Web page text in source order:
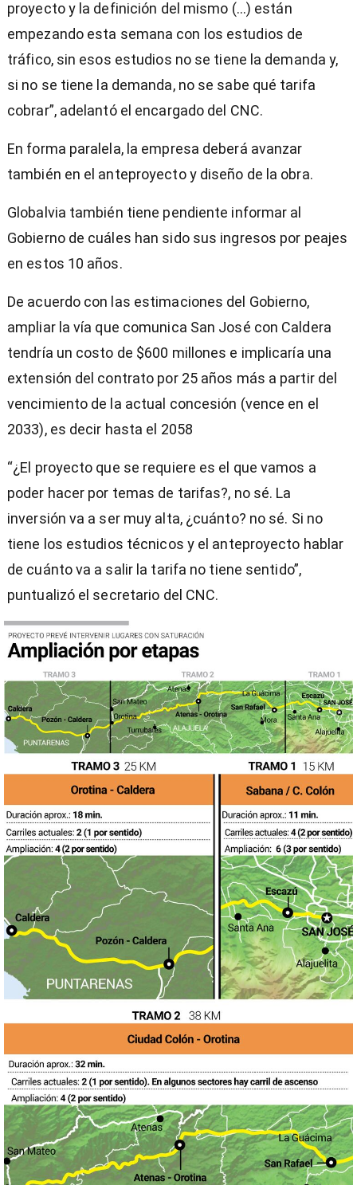
proyecto y la definición del mismo (...) están
empezando esta semana con los estudios de
tráfico, sin esos estudios no se tiene la demanda y,
si no se tiene la demanda, no se sabe qué tarifa
cobrar”, adelantó el encargado del CNC.
En forma paralela, la empresa deberá avanzar
también en el anteproyecto y diseño de la obra.
Globalvia también tiene pendiente informar al
Gobierno de cuáles han sido sus ingresos por peajes
en estos 10 años.
De acuerdo con las estimaciones del Gobierno,
ampliar la vía que comunica San José con Caldera
tendría un costo de $600 millones e implicaría una
extensión del contrato por 25 años más a partir del
vencimiento de la actual concesión (vence en el
2033), es decir hasta el 2058
“¿El proyecto que se requiere es el que vamos a
poder hacer por temas de tarifas?, no sé. La
inversión va a ser muy alta, ¿cuánto? no sé. Si no
tiene los estudios técnicos y el anteproyecto hablar
de cuánto va a salir la tarifa no tiene sentido”,
puntualizó el secretario del CNC.